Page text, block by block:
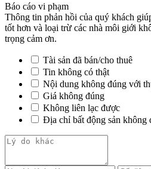
Báo cáo vi phạm
Thông tin phản hồi của quý khách
tốt hơn và loại trừ các nhà môi giới
trọng cảm ơn.
Tài sản đã bán/cho thuê
Tin không có thật
Nội dung không đúng với
Giá không đúng
Không liên lạc được
Địa chỉ bất động sản không